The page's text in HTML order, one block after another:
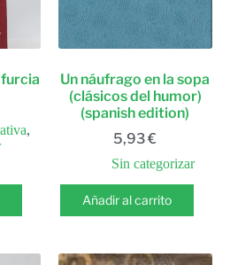
,
Un náufrago en la sopa
(clásicos del humor)
(spanish edition)
5,93€
Sin categorizar
Añadir al carrito